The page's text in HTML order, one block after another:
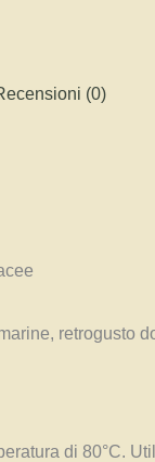
(0)
retrogusto
di 80°C.